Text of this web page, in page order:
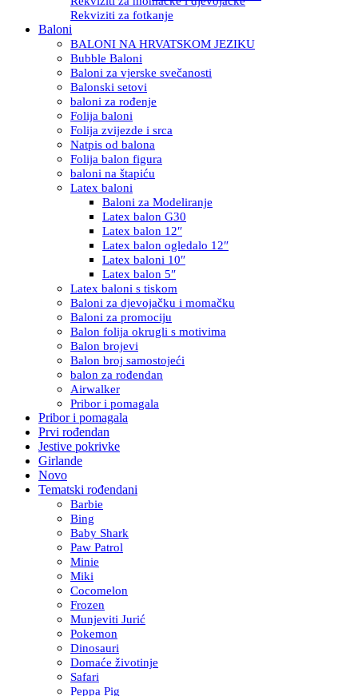
Rekviziti za fotkanje
Baloni
BALONI NA HRVATSKOM JEZIKU
Bubble Baloni
Baloni za vjerske svečanosti
Balonski setovi
baloni za rođenje
Folija baloni
Folija zvijezde i srca
Natpis od balona
Folija balon figura
baloni na štapiću
Latex baloni
Baloni za Modeliranje
Latex balon G30
Latex balon 12″
Latex balon ogledalo 12″
Latex baloni 10″
Latex balon 5″
Latex baloni s tiskom
Baloni za djevojačku i momačku
Baloni za promociju
Balon folija okrugli s motivima
Balon brojevi
Balon broj samostojeći
balon za rođendan
Airwalker
Pribor i pomagala
Pribor i pomagala
Prvi rođendan
Jestive pokrivke
Girlande
Novo
Tematski rođendani
Barbie
Bing
Baby Shark
Paw Patrol
Minie
Miki
Cocomelon
Frozen
Munjeviti Jurić
Pokemon
Dinosauri
Domaće životinje
Safari
Peppa Pig